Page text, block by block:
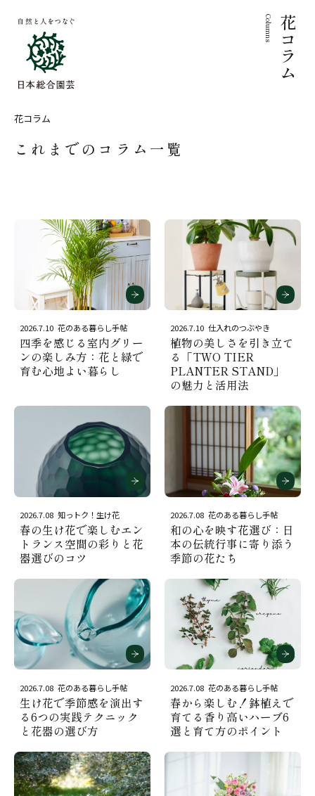
花コラム
Columns
花コラム
これまでのコラム一覧
2026.7.10 花のある暮らし手帖
四季を感じる室内グリー
ンの楽しみ方：花と緑で
育む心地よい暮らし
2026.7.10 仕入れのつぶやき
植物の美しさを引き立て
る「TWO TIER
PLANTER STAND」
の魅力と活用法
2026.7.08 知っトク！生け花
春の生け花で楽しむエン
トランス空間の彩りと花
器選びのコツ
2026.7.08 花のある暮らし手帖
和の心を映す花選び：日
本の伝統行事に寄り添う
季節の花たち
2026.7.08 花のある暮らし手帖
生け花で季節感を演出す
る6つの実践テクニック
と花器の選び方
2026.7.08 花のある暮らし手帖
春から楽しむ！鉢植えで
育てる香り高いハーブ6
選と育て方のポイント